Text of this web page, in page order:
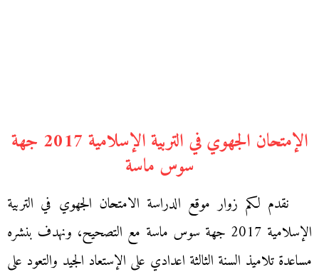
الإمتحان الجهوي في التربية الإسلامية 2017 جهة
سوس ماسة
نقدم لكم زوار موقع الدراسة الامتحان الجهوي في التربية
الإسلامية 2017 جهة سوس ماسة مع التصحيح، ونهدف بنشره
مساعدة تلاميذ السنة الثالثة اعدادي على الإستعاد الجيد والتعود على